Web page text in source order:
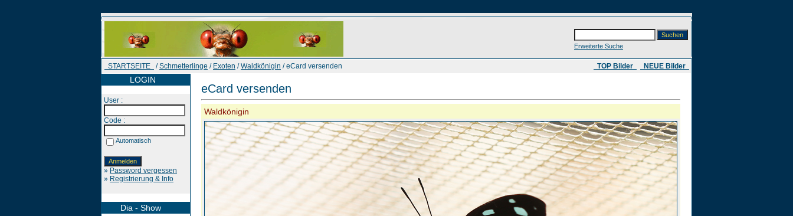
Erweiterte Suche
STARTSEITE /Schmetterlinge / Exoten /Waldkönigin / eCard versenden ​ TOP Bilder NEUE Bilder
LOGIN
User :
Code :
Automatisch
» Password vergessen
» Registrierung & Info
Dia - Show
eCard versenden
Waldkönigin